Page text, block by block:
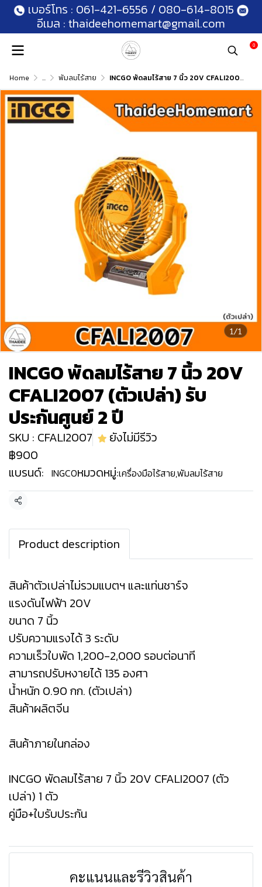
เบอร์โทร : 061-421-6556 / 080-614-8015
อีเมล : thaideehomemart@gmail.com
0
Home ... พัมลมไร้สาย INCGO พัดลมไร้สาย 7 นิ้ว 20V CFALI2007 (ตัวเปล่า) รับประกันศูนย์ 2 ปี
1/1
INCGO พัดลมไร้สาย 7 นิ้ว 20V
CFALI2007 (ตัวเปล่า) รับ
ประกันศูนย์ 2 ปี
SKU : CFALI2007
ยังไม่มีรีวิว
฿900
แบรนด์: INGCOหมวดหมู่:เครื่องมือไร้สาย,พัมลมไร้สาย
แชร์
Product description
สินค้าตัวเปล่าไม่รวมแบตฯ และแท่นชาร์จ
แรงดันไฟฟ้า 20V
ขนาด 7 นิ้ว
ปรับความแรงได้ 3 ระดับ
ความเร็วใบพัด 1,200-2,000 รอบต่อนาที
สามารถปรับหงายได้ 135 องศา
น้ำหนัก 0.90 กก. (ตัวเปล่า)
สินค้าผลิตจีน
สินค้าภายในกล่อง
INCGO พัดลมไร้สาย 7 นิ้ว 20V CFALI2007 (ตัว
เปล่า) 1 ตัว
คู่มือ+ใบรับประกัน
คะแนนและรีวิวสินค้า